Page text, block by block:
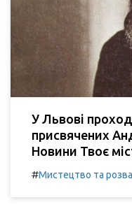
У Львові
присвячених
Новини Твоє
#Мистецтво та